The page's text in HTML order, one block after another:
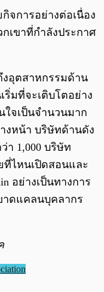
จการอย่างต่อเนื่อง
เขาที่กำลังประกาศ
อุตสาหกรรมด้าน
ริ่มที่จะเติบโตอย่าง
ใจเป็นจำนวนมาก
งหน้า บริษัทด้านดัง
า 1,000 บริษัท
ไหนเปิดสอนและ
อย่างเป็นทางการ
าดแคลนบุคลากร